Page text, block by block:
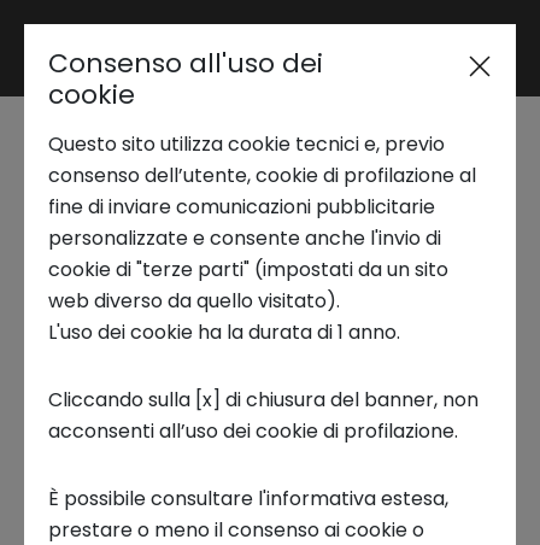
Area riservata
Trend Analysis
Applied Research
Startup Development
Business Transformation
Ecosystem enabling
Quali materiali
ecosostenibili usare
nell’edilizia?
INNOVATION CENTER, TREND DEL FUTURO, PUBBLICAZIONI,
REPORT DI RICERCA, FOCUS ON
Consenso all'uso dei
cookie
Questo sito utilizza cookie tecnici e, previo
consenso dell’utente, cookie di profilazione al
fine di inviare comunicazioni pubblicitarie
personalizzate e consente anche l'invio di
cookie di "terze parti" (impostati da un sito
web diverso da quello visitato).
L'uso dei cookie ha la durata di 1 anno.
Cliccando sulla [x] di chiusura del banner, non
acconsenti all’uso dei cookie di profilazione.
È possibile consultare l'informativa estesa,
prestare o meno il consenso ai cookie o